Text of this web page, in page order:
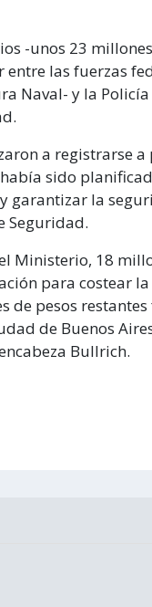
-unos 23
las fuerzas
Naval- y la
a registrarse
sido
garantizar la
Seguridad.
Ministerio, 18
para costear
de pesos
de Buenos
Bullrich.